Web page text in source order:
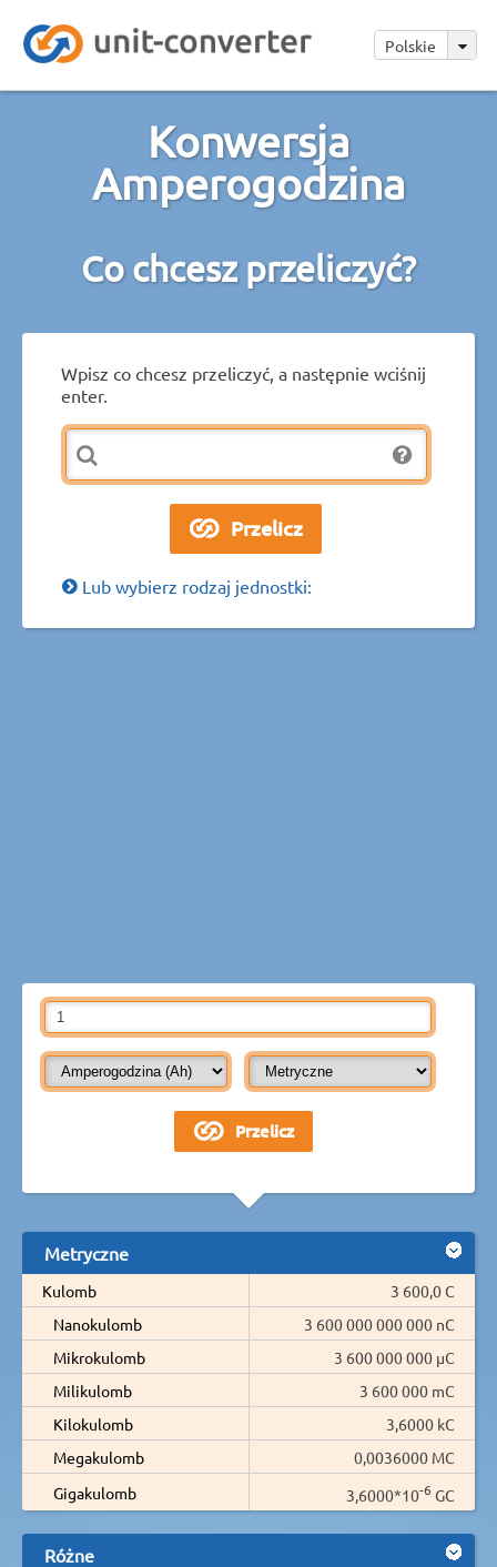
Polskie
Konwersja
Amperogodzina
Co chcesz przeliczyć?
Wpisz co chcesz przeliczyć, a następnie wciśnij
enter.
Lub wybierz rodzaj jednostki:
Metryczne
Kulomb
3 600,0 C
Nanokulomb
3 600 000 000 000 nC
Mikrokulomb
3 600 000 000 µC
Milikulomb
3 600 000 mC
Kilokulomb
3,6000 kC
Megakulomb
0,0036000 MC
Gigakulomb
3,6000*10-6 GC
Różne